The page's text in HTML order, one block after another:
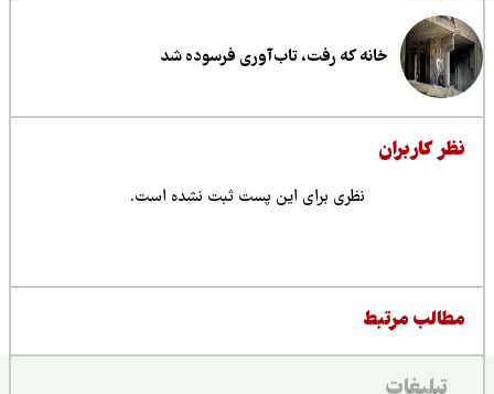
خانه که رفت، تاب‌آوری فرسوده شد
کاربران
نظری برای این پست ثبت نشده است.
مرتبط